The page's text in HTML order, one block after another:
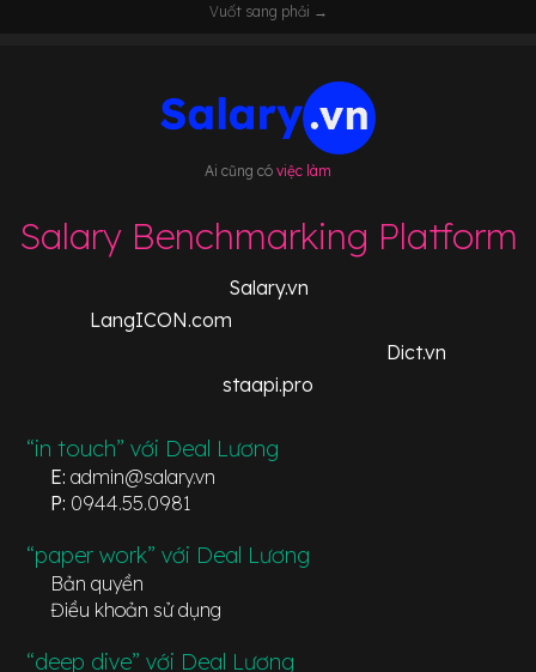
Vuốt sang phải →
Ai cũng có việc làm
Salary Benchmarking Platform
Salary.vn
LangICON.com
Dict.vn
staapi.pro
“in touch” với Deal Lương
E: admin@salary.vn
P: 0944.55.0981
“paper work” với Deal Lương
Bản quyền
Điều khoản sử dụng
“deep dive” với Deal Lương